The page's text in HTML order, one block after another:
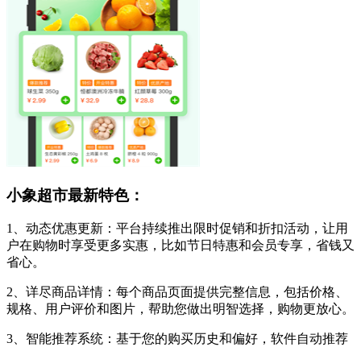
小象超市最新特色：
1、动态优惠更新：平台持续推出限时促销和折扣活动，让用
户在购物时享受更多实惠，比如节日特惠和会员专享，省钱又
省心。
2、详尽商品详情：每个商品页面提供完整信息，包括价格、
规格、用户评价和图片，帮助您做出明智选择，购物更放心。
3、智能推荐系统：基于您的购买历史和偏好，软件自动推荐